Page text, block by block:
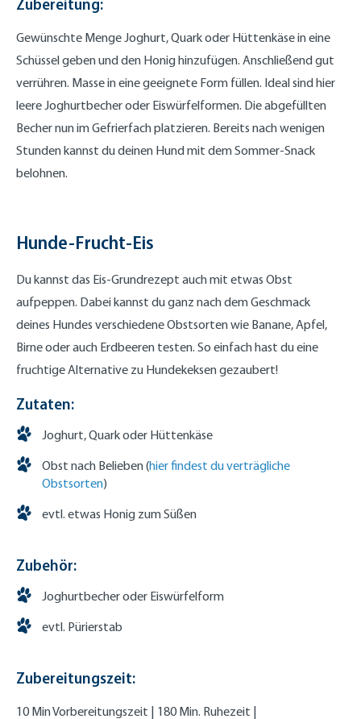
Gewünschte Menge Joghurt, Quark oder Hüttenkäse in eine
Schüssel geben und den Honig hinzufügen. Anschließend gut
verrühren. Masse in eine geeignete Form füllen. Ideal sind hier
leere Joghurtbecher oder Eiswürfelformen. Die abgefüllten
Becher nun im Gefrierfach platzieren. Bereits nach wenigen
Stunden kannst du deinen Hund mit dem Sommer-Snack
belohnen.
Hunde-Frucht-Eis
Du kannst das Eis-Grundrezept auch mit etwas Obst
aufpeppen. Dabei kannst du ganz nach dem Geschmack
deines Hundes verschiedene Obstsorten wie Banane, Apfel,
Birne oder auch Erdbeeren testen. So einfach hast du eine
fruchtige Alternative zu Hundekeksen gezaubert!
Zutaten:
Joghurt, Quark oder Hüttenkäse
Obst nach Belieben (hier findest du verträgliche
Obstsorten)
evtl. etwas Honig zum Süßen
Zubehör:
Joghurtbecher oder Eiswürfelform
evtl. Pürierstab
Zubereitungszeit:
10 Min Vorbereitungszeit | 180 Min. Ruhezeit |